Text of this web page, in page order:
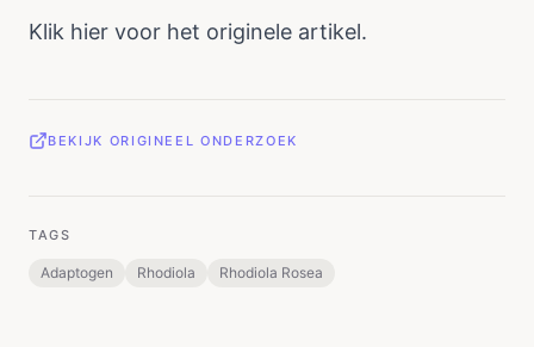
Klik hier voor het originele artikel.
BEKIJK ORIGINEEL ONDERZOEK
TAGS
Adaptogen Rhodiola Rhodiola Rosea